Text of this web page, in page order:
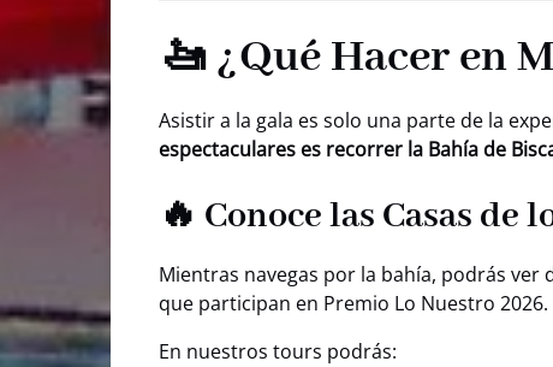
🚤 ¿Qué Hacer en
Asistir a la gala es solo una parte de la
espectaculares es recorrer la Bahía de
🔥 Conoce las Casas de
Mientras navegas por la bahía, podrás
que participan en Premio Lo Nuestro 2026.
En nuestros tours podrás: